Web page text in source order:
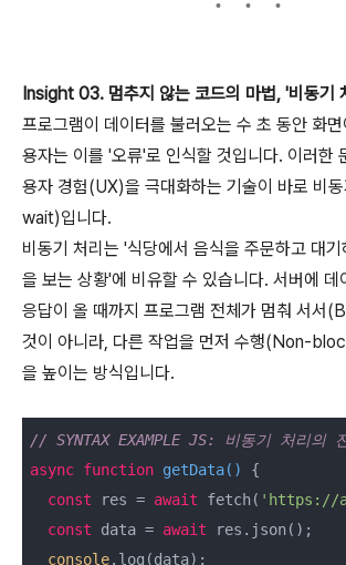
Insight 03. 멈추지 않는 코드의 마법, '비동기
프로그램이 데이터를 불러오는 수 초 동안 화
용자는 이를 '오류'로 인식할 것입니다. 이러한
용자 경험(UX)을 극대화하는 기술이 바로 비
wait)입니다.
비동기 처리는 '식당에서 음식을 주문하고 대
을 보는 상황'에 비유할 수 있습니다. 서버에 데
응답이 올 때까지 프로그램 전체가 멈춰 서서
것이 아니라, 다른 작업을 먼저 수행(Non-
을 높이는 방식입니다.
// SYNTAX EXAMPLE JS: 비동기 처리의
async function getData( ) {
const res = await fetch( 'https://
const data = await res.json();
console.log(data);